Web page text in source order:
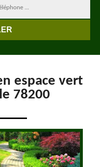
espace vert
78200